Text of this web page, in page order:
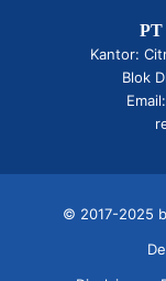
PT
Kantor:
Blok
© 2017-2025